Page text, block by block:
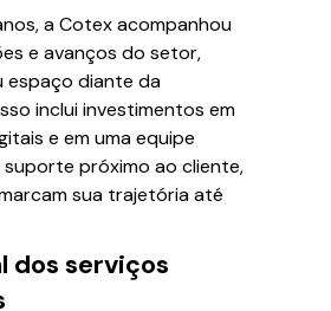
a Cotex acompanhou
e avanços do setor,
espaço diante da
inclui investimentos em
e em uma equipe
próximo ao cliente,
sua trajetória até
dos serviços